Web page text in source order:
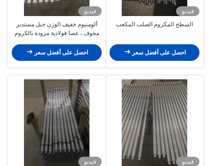
فيديو
السطح المكروم الصلب المكعب
احصل على أفضل سعر
فيديو
ألومنيوم خفيف الوزن حبل مستدير
مجوف ، عصا فولاذية مزودة بالكروم
احصل على أفضل سعر
فيديو
فيديو